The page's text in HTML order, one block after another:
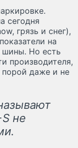
сегодня
грязь и снег),
на
шины. Но есть
производителя,
порой даже и не
не